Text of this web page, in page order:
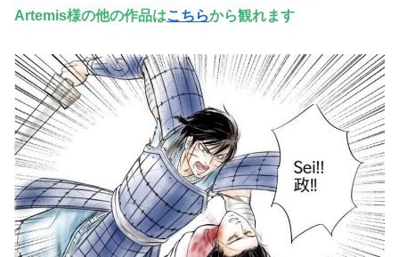
Artemis様の他の作品はこちらから観れます